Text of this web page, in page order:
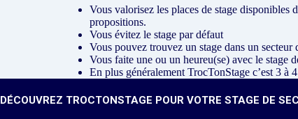
Vous valorisez les places de stage disponibles
propositions.
Vous évitez le stage par défaut
Vous pouvez trouvez un stage dans un secteur
Vous faite une ou un heureu(se) avec le stage
En plus généralement TrocTonStage c’est 3 à
DÉCOUVREZ TROCTONSTAGE POUR VOTRE STAGE DE